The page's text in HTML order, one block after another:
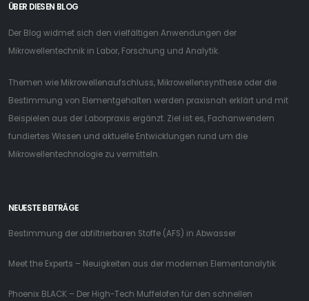
ÜBER DIESEN BLOG
Der Blog widmet sich den vielfältigen Anwendungen der
Mikrowellentechnik in Labor, Forschung und Analytik.
Themen wie Mikrowellenaufschluss, Mikrowellensynthese oder die
Bestimmung von Elementgehalten werden praxisnah erklärt und mit
Beispielen aus der Laborpraxis ergänzt. Ziel ist es, Fachanwendern
fundiertes Wissen und aktuelle Entwicklungen rund um die
Mikrowellentechnologie zu vermitteln.
NEUESTE BEITRÄGE
Bestimmung der abfiltrierbaren Stoffe (AFS) in Abwasser
Meet the Experts – Neuigkeiten aus der modernen Elementanalytik
Phoenix BLACK – Der High-Tech Muffelofen für den schnellen